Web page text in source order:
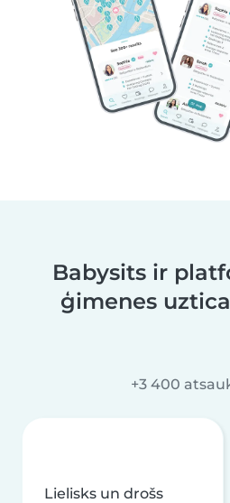
Babysits ir
ģimenes
+3 400
Lielisks un drošs